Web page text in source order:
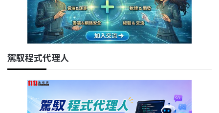
駕馭程式代理人